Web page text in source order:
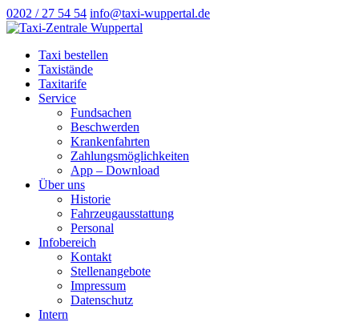
0202 / 27 54 54 info@taxi-wuppertal.de
Taxi bestellen
Taxistände
Taxitarife
Service
Fundsachen
Beschwerden
Krankenfahrten
Zahlungsmöglichkeiten
App – Download
Über uns
Historie
Fahrzeugausstattung
Personal
Infobereich
Kontakt
Stellenangebote
Impressum
Datenschutz
Intern